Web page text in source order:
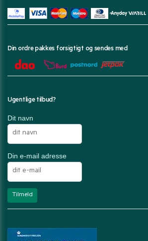
Din ordre pakkes forsigtigt og sendes med
Ugentlige tilbud?
Dit navn
Din e-mail adresse